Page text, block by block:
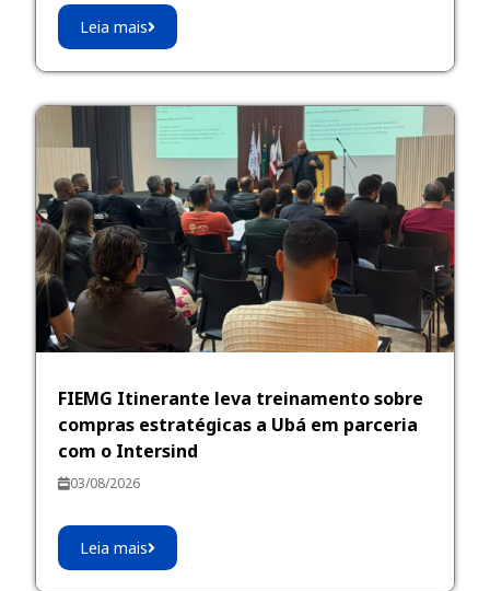
Leia mais
FIEMG Itinerante leva treinamento sobre
compras estratégicas a Ubá em parceria
com o Intersind
03/08/2026
Leia mais